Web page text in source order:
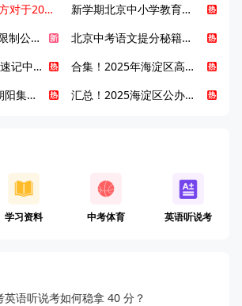
2月20日开始！官方对于2025年北京市中招体检问题解答！
新学期北京中小学教育八大变化全解析：学位、政策、教学等方面迎新变革
CSP-J/S 认证年龄限制公告发布，新规即日起实施！
北京中考语文提分秘籍！攻克 5000 易混易错字
情境英语200句 | 速记中考英语1600词
合集！2025年海淀区高中校情介绍
2025北京西城、朝阳集团校直升新动态
汇总！2025海淀区公办高中校情全解
学习资料 中考体育 英语听说考
语听说考如何稳拿 40 分？